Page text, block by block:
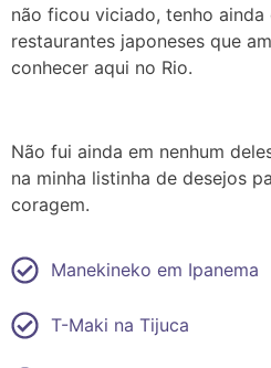
não ficou viciado, tenho
restaurantes japoneses que
conhecer aqui no Rio.
Não fui ainda em nenhum
na minha listinha de desejos
coragem.
Manekineko em Ipanema
T-Maki na Tijuca